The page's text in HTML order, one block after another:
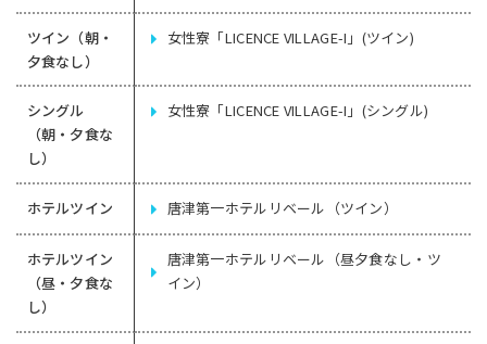
ツイン（朝・
夕食なし）
女性寮「LICENCE VILLAGE-I」(ツイン)
シングル
（朝・夕食な
し）
女性寮「LICENCE VILLAGE-I」(シングル)
ホテルツイン 唐津第一ホテルリベール（ツイン）
ホテルツイン
（昼・夕食な
し）
唐津第一ホテルリベール（昼夕食なし・ツ
イン）